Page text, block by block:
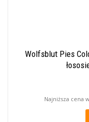
Wolfsblut Pies
Najniższa cena